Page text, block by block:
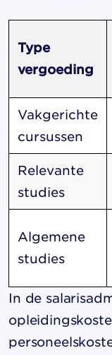
Type
vergoeding
Vakgerichte
cursussen
Relevante
studies
Algemene
studies
In de